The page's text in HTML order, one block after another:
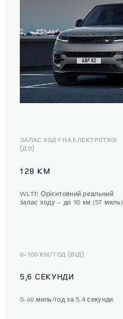
ЗАПАС ХОДУ НА ЕЛЕКТРОТЯЗІ
(ДО)
128 KM
WLTP. Орієнтовний реальний
запас ходу — до 92 км (57 миль).
0-100 КМ/ГОД (ВІД)
5,6 СЕКУНДИ
0-60 миль/год за 5,4 секунди.